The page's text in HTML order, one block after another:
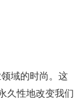
域的时尚。这
久性地改变我们